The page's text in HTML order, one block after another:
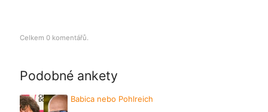
Celkem 0 komentářů.
Podobné ankety
Babica nebo Pohlreich